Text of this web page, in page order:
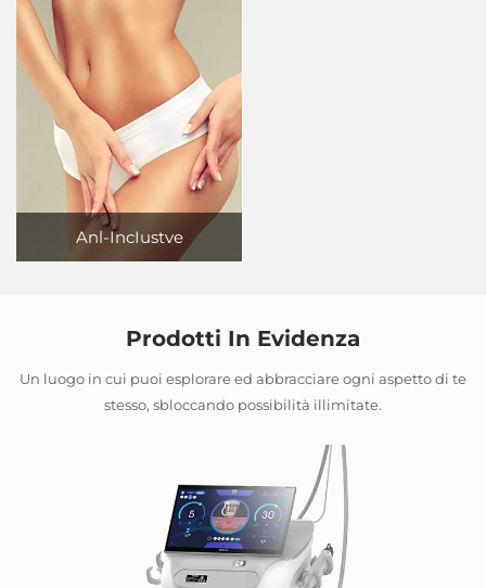
Anl-IncIustve
Prodotti In Evidenza
Un luogo in cui puoi esplorare ed abbracciare ogni aspetto di te
stesso, sbloccando possibilità illimitate.